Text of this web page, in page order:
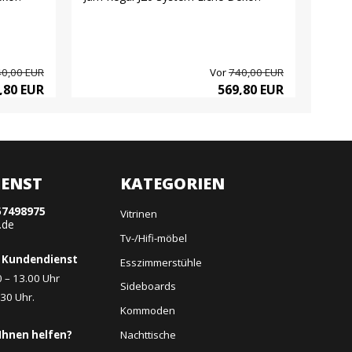
EUR
EUR
Vor740,00 EUR
569,80 EUR
– 13.00 Uhr
Uhr.
helfen?
KATEGORIEN
Vitrinen
Tv-/Hifi-möbel
Esszimmerstühle
Sideboards
Kommoden
Nachttische